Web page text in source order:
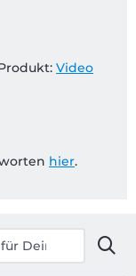
Video
hier.